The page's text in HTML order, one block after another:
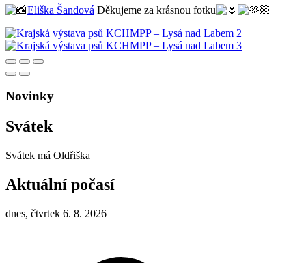
Eliška Šandová Děkujeme za krásnou fotku
Novinky
Svátek
Svátek má Oldřiška
Aktuální počasí
dnes, čtvrtek 6. 8. 2026